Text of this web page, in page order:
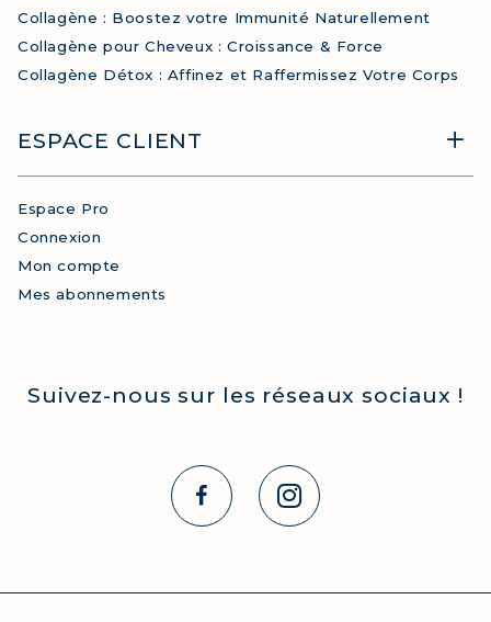
Collagène : Boostez votre Immunité Naturellement
Collagène pour Cheveux : Croissance & Force
Collagène Détox : Affinez et Raffermissez Votre Corps
ESPACE CLIENT
Espace Pro
Connexion
Mon compte
Mes abonnements
Suivez-nous sur les réseaux sociaux !